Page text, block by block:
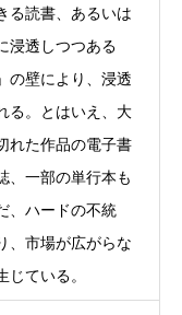
る読書、あるいは
浸透しつつある
の壁により、浸透
る。とはいえ、大
れた作品の電子書
、一部の単行本も
、ハードの不統
、市場が広がらな
ている。